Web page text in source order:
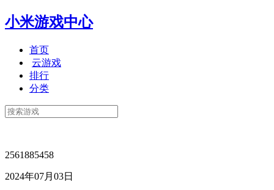
小米游戏中心
首页
云游戏
排行
分类
2561885458
2024年07月03日